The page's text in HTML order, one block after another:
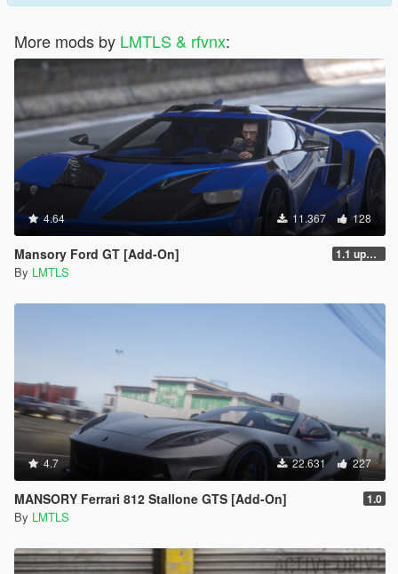
More mods by LMTLS & rfvnx:
4.64 11.367 128
Mansory Ford GT [Add-On] 1.1 updated install.txt
By LMTLS
4.7 22.631 227
MANSORY Ferrari 812 Stallone GTS [Add-On] 1.0
By LMTLS